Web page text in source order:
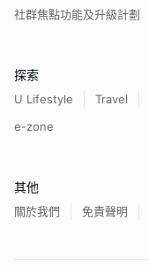
社群焦點功能及升級計劃
探索
U Lifestyle Travel
e-zone
其他
關於我們 免責聲明